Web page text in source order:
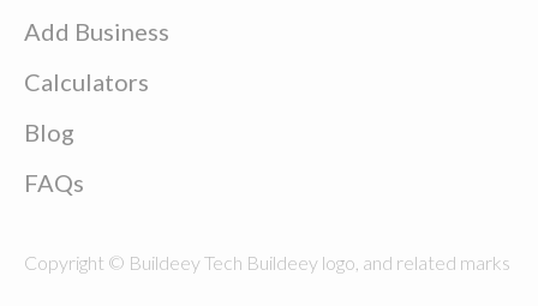
Add Business
Calculators
Blog
FAQs
Copyright © Buildeey Tech Buildeey logo, and related marks